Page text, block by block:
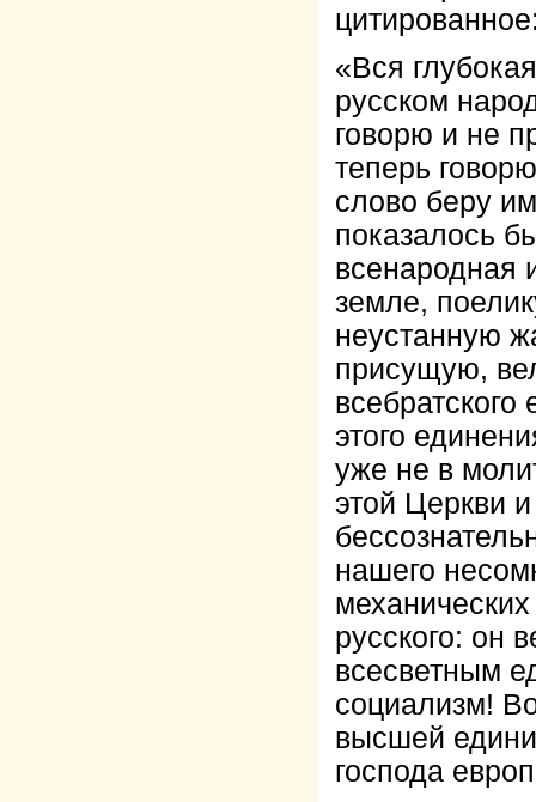
«Вся
русском
говорю и не
теперь
слово беру
показалось
всенародная
земле,
неустанную
присущую,
этого
уже не в
этой Церкви
нашего
русского: он
всесветным
социализм!
высшей
господа